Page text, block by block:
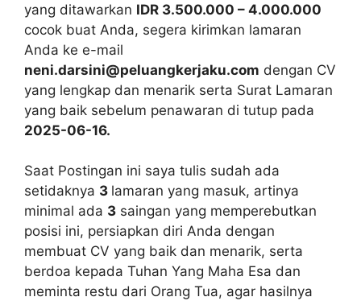
yang ditawarkan IDR 3.500.000 – 4.000.000
cocok buat Anda, segera kirimkan lamaran
Anda ke e-mail
neni.darsini@peluangkerjaku.com dengan CV
yang lengkap dan menarik serta Surat Lamaran
yang baik sebelum penawaran di tutup pada
2025-06-16.
Saat Postingan ini saya tulis sudah ada
setidaknya 3 lamaran yang masuk, artinya
minimal ada 3 saingan yang memperebutkan
posisi ini, persiapkan diri Anda dengan
membuat CV yang baik dan menarik, serta
berdoa kepada Tuhan Yang Maha Esa dan
meminta restu dari Orang Tua, agar hasilnya